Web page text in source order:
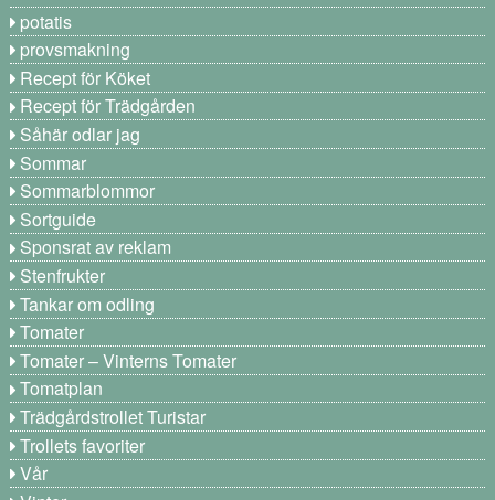
potatis
provsmakning
Recept för Köket
Recept för Trädgården
Såhär odlar jag
Sommar
Sommarblommor
Sortguide
Sponsrat av reklam
Stenfrukter
Tankar om odling
Tomater
Tomater – Vinterns Tomater
Tomatplan
Trädgårdstrollet Turistar
Trollets favoriter
Vår